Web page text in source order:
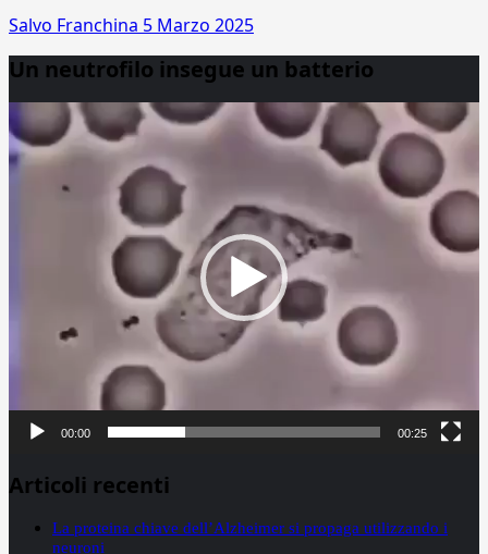
Salvo Franchina 5 Marzo 2025
Un neutrofilo insegue un batterio
Player
00:00 00:25
Articoli recenti
La proteina chiave dell’Alzheimer si propaga utilizzando i
neuroni